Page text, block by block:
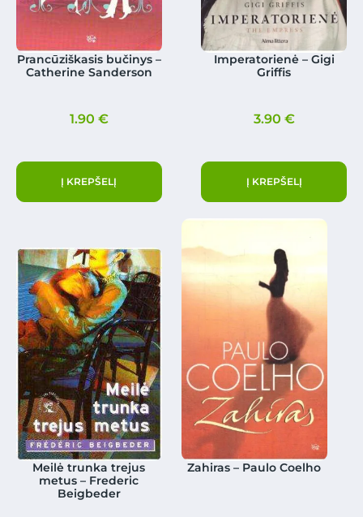
Prancūziškasis bučinys –
Catherine Sanderson
1.90 €
Į KREPŠELĮ
Imperatorienė – Gigi
Griffis
3.90 €
Į KREPŠELĮ
Meilė trunka trejus
metus – Frederic
Beigbeder
Zahiras – Paulo Coelho